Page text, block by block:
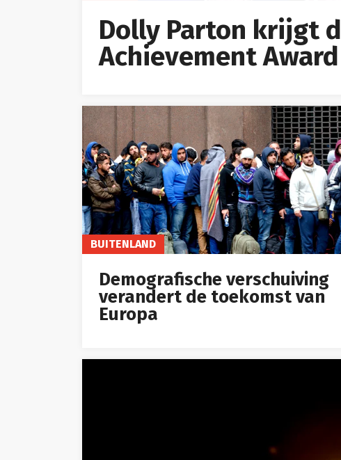
Dolly Parton krijgt
Achievement Award
BUITENLAND
Demografische verschuiving
verandert de toekomst van
Europa